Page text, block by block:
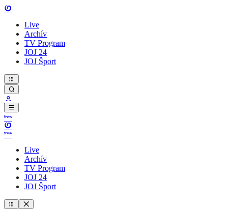
Live
Archív
TV Program
JOJ 24
JOJ Šport
Live
Archív
TV Program
JOJ 24
JOJ Šport